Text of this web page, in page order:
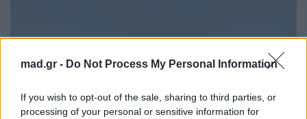
mad.gr - Do Not Process My Personal Information
If you wish to opt-out of the sale, sharing to third parties, or
processing of your personal or sensitive information for